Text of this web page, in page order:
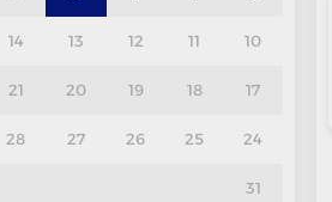
10
11
12
13
14
17
18
19
20
21
24
25
26
27
28
31